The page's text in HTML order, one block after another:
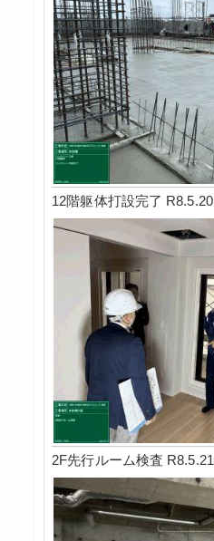
12階躯体打設完了 R8.5.20
2F先行ルーム検査 R8.5.21